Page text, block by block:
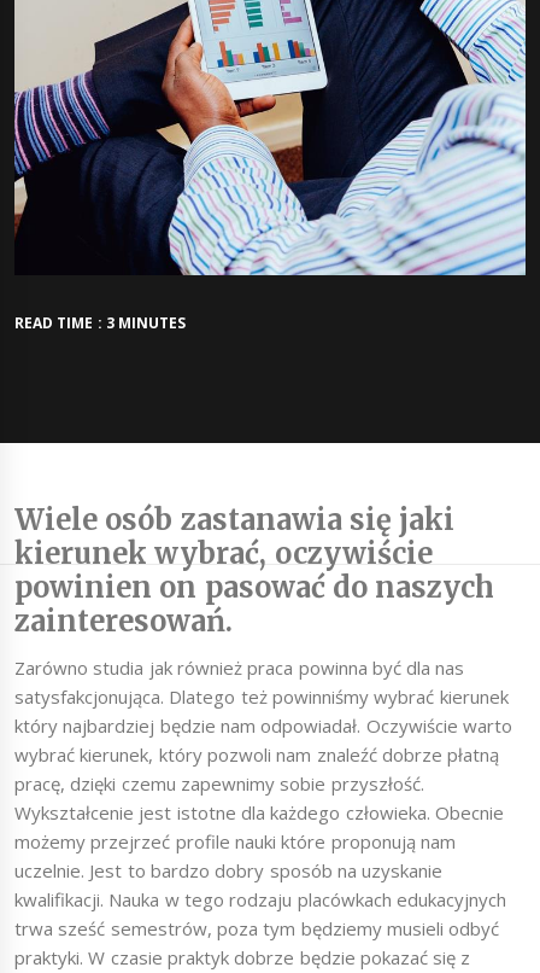
READ TIME : 3 MINUTES
Wiele osób zastanawia się jaki
kierunek wybrać, oczywiście
powinien on pasować do naszych
zainteresowań.
Zarówno studia jak również praca powinna być dla nas
satysfakcjonująca. Dlatego też powinniśmy wybrać kierunek
który najbardziej będzie nam odpowiadał. Oczywiście warto
wybrać kierunek, który pozwoli nam znaleźć dobrze płatną
pracę, dzięki czemu zapewnimy sobie przyszłość.
Wykształcenie jest istotne dla każdego człowieka. Obecnie
możemy przejrzeć profile nauki które proponują nam
uczelnie. Jest to bardzo dobry sposób na uzyskanie
kwalifikacji. Nauka w tego rodzaju placówkach edukacyjnych
trwa sześć semestrów, poza tym będziemy musieli odbyć
praktyki. W czasie praktyk dobrze będzie pokazać się z